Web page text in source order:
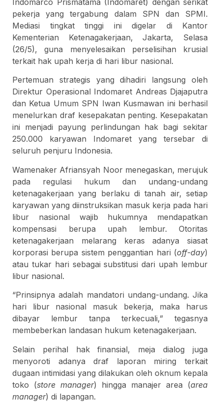
Indomarco Prismatama (Indomaret) dengan serikat
pekerja yang tergabung dalam SPN dan SPMI.
Mediasi tingkat tinggi ini digelar di Kantor
Kementerian Ketenagakerjaan, Jakarta, Selasa
(26/5), guna menyelesaikan perselisihan krusial
terkait hak upah kerja di hari libur nasional.
Pertemuan strategis yang dihadiri langsung oleh
Direktur Operasional Indomaret Andreas Djajaputra
dan Ketua Umum SPN Iwan Kusmawan ini berhasil
menelurkan draf kesepakatan penting. Kesepakatan
ini menjadi payung perlindungan hak bagi sekitar
250.000 karyawan Indomaret yang tersebar di
seluruh penjuru Indonesia.
Wamenaker Afriansyah Noor menegaskan, merujuk
pada regulasi hukum dan undang-undang
ketenagakerjaan yang berlaku di tanah air, setiap
karyawan yang diinstruksikan masuk kerja pada hari
libur nasional wajib hukumnya mendapatkan
kompensasi berupa upah lembur. Otoritas
ketenagakerjaan melarang keras adanya siasat
korporasi berupa sistem penggantian hari (off-day)
atau tukar hari sebagai substitusi dari upah lembur
libur nasional.
“Prinsipnya adalah mandatori undang-undang. Jika
hari libur nasional masuk bekerja, maka harus
dibayar lembur tanpa terkecuali,” tegasnya
membeberkan landasan hukum ketenagakerjaan.
Selain perihal hak finansial, meja dialog juga
menyoroti adanya draf laporan miring terkait
dugaan intimidasi yang dilakukan oleh oknum kepala
toko (store manager) hingga manajer area (area
manager) di lapangan.